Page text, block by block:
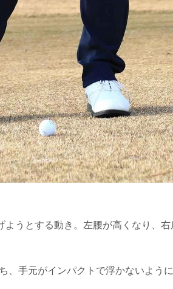
うとする動き。左腰が高くなり、
、手元がインパクトで浮かないように